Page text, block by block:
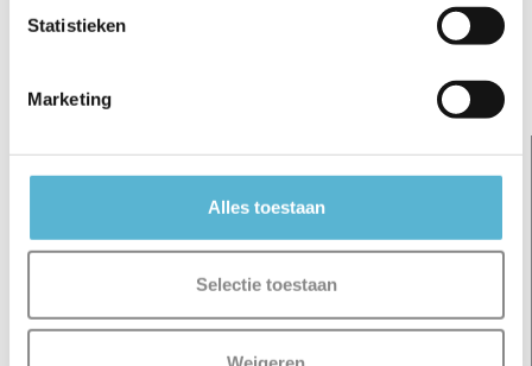
Statistieken
Marketing
Alles toestaan
Selectie toestaan
Schrijf je eigen review
Gerelateerde artikelen: